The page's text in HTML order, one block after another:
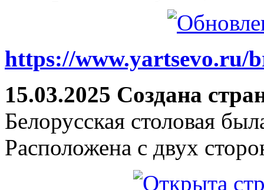
https://www.yartsevo.ru/
15.03.2025 Создана
Белорусская столовая
Расположена с двух